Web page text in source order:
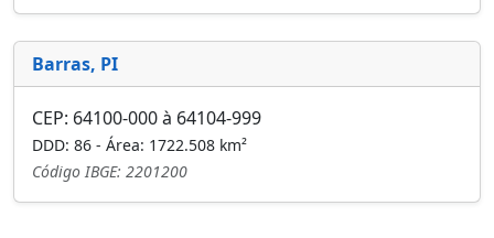
Barras, PI
CEP: 64100-000 à 64104-999
DDD: 86 - Área: 1722.508 km²
Código IBGE: 2201200